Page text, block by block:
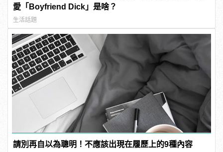
愛「Boyfriend Dick」是啥？
生活話題
請別再自以為聰明！不應該出現在履歷上的9種內容